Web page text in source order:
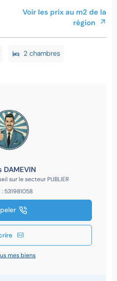
Voir les prix au m2 de la
région
2 chambres
DAMEVIN
sur le secteur PUBLIER
: 531981058
mes biens